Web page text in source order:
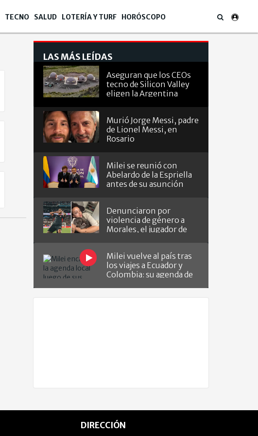
TECNO SALUD LOTERÍA Y TURF HORÓSCOPO
LAS MÁS LEÍDAS
Aseguran que los CEOs
tecno de Silicon Valley
eligen la Argentina
Murió Jorge Messi, padre
de Lionel Messi, en
Rosario
Milei se reunió con
Abelardo de la Espriella
antes de su asunción
Denunciaron por
violencia de género a
Morales, el jugador de
Milei vuelve al país tras
los viajes a Ecuador y
Colombia: su agenda de
DIRECCIÓN